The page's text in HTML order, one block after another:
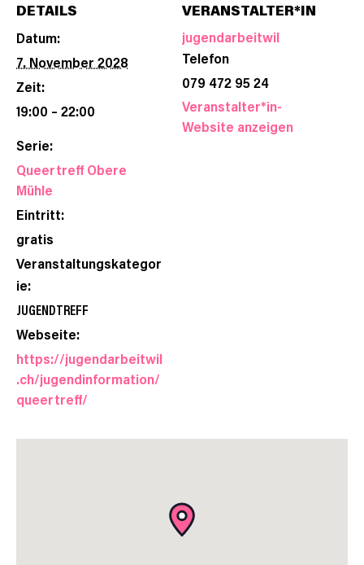
DETAILS
Datum:
7. November 2028
Zeit:
19:00 – 22:00
Serie:
Queertreff Obere
Mühle
Eintritt:
gratis
Veranstaltungskategor
ie:
JUGENDTREFF
Webseite:
https://jugendarbeitwil
.ch/jugendinformation/
queertreff/
VERANSTALTER*IN
jugendarbeitwil
Telefon
079 472 95 24
Veranstalter*in-
Website anzeigen